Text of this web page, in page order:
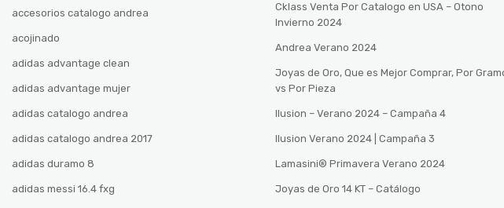
accesorios catalogo andrea
acojinado
adidas advantage clean
adidas advantage mujer
adidas catalogo andrea
adidas catalogo andrea 2017
adidas duramo 8
adidas messi 16.4 fxg
Cklass Venta Por Catalogo en USA – Otono
Invierno 2024
Andrea Verano 2024
Joyas de Oro, Que es Mejor Comprar, Por
vs Por Pieza
Ilusion – Verano 2024 – Campaña 4
Ilusion Verano 2024 | Campaña 3
Lamasini®️ Primavera Verano 2024
Joyas de Oro 14 KT – Catálogo